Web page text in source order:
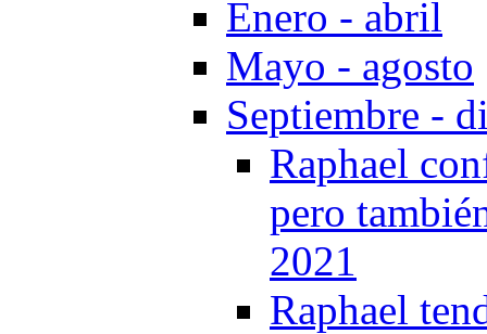
Enero - abril
Mayo - agosto
Septiembre -
Raphael
pero
2021
Raphael